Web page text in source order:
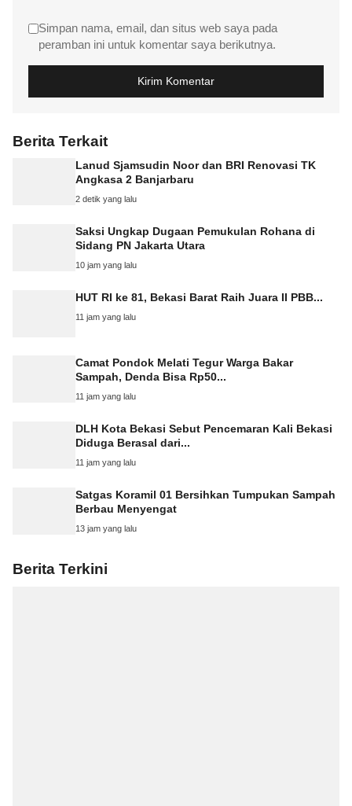
Simpan nama, email, dan situs web saya pada
peramban ini untuk komentar saya berikutnya.
Berita Terkait
Lanud Sjamsudin Noor dan BRI Renovasi TK
Angkasa 2 Banjarbaru
2 detik yang lalu
Saksi Ungkap Dugaan Pemukulan Rohana di
Sidang PN Jakarta Utara
10 jam yang lalu
HUT RI ke 81, Bekasi Barat Raih Juara II PBB...
11 jam yang lalu
Camat Pondok Melati Tegur Warga Bakar
Sampah, Denda Bisa Rp50...
11 jam yang lalu
DLH Kota Bekasi Sebut Pencemaran Kali Bekasi
Diduga Berasal dari...
11 jam yang lalu
Satgas Koramil 01 Bersihkan Tumpukan Sampah
Berbau Menyengat
13 jam yang lalu
Berita Terkini